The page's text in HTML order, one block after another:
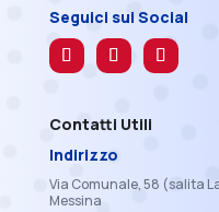
Seguici sui Social
Contatti Utili
Indirizzo
Via Comunale, 58 (salita
Messina